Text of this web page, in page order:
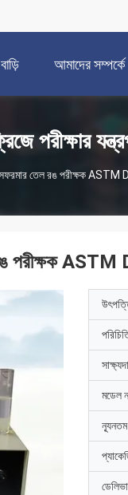
বাড়ি আমাদের সম্পর্কে
পরীক্ষার
তেল রঙ পরীক্ষক
রঙ পরীক্ষক
মডেল
ন্যূনতম